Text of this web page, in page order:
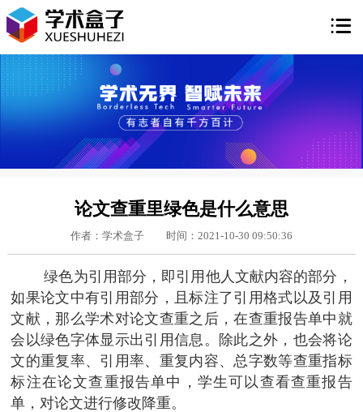

论文查重里绿色是什么意思
作者：学术盒子 时间：2021-10-30 09:50:36
绿色为引用部分，即引用他人文献内容的部分，
如果论文中有引用部分，且标注了引用格式以及引用
文献，那么学术对论文查重之后，在查重报告单中就
会以绿色字体显示出引用信息。除此之外，也会将论
文的重复率、引用率、重复内容、总字数等查重指标
标注在论文查重报告单中，学生可以查看查重报告
单，对论文进行修改降重。